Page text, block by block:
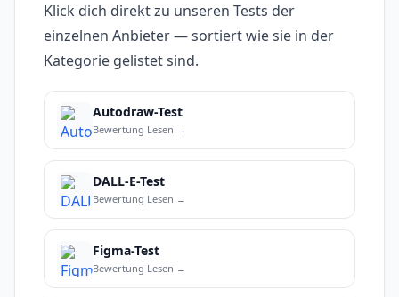
Klick dich direkt zu unseren Tests der
einzelnen Anbieter — sortiert wie sie in der
Kategorie gelistet sind.
Autodraw-Test
Bewertung Lesen →
DALL-E-Test
Bewertung Lesen →
Figma-Test
Bewertung Lesen →